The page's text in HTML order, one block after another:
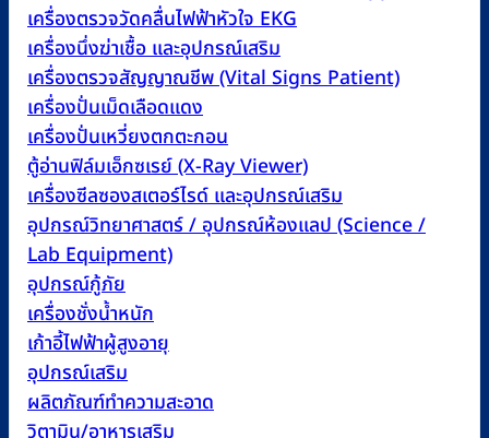
เครื่องตรวจวัดคลื่นไฟฟ้าหัวใจ EKG
เครื่องนึ่งฆ่าเชื้อ และอุปกรณ์เสริม
เครื่องตรวจสัญญาณชีพ (Vital Signs Patient)
เครื่องปั่นเม็ดเลือดแดง
เครื่องปั่นเหวี่ยงตกตะกอน
ตู้อ่านฟิล์มเอ็กซเรย์ (X-Ray Viewer)
เครื่องซีลซองสเตอร์ไรด์ และอุปกรณ์เสริม
อุปกรณ์วิทยาศาสตร์ / อุปกรณ์ห้องแลป (Science /
Lab Equipment)
อุปกรณ์กู้ภัย
เครื่องชั่งน้ำหนัก
เก้าอี้ไฟฟ้าผู้สูงอายุ
อุปกรณ์เสริม
ผลิตภัณฑ์ทำความสะอาด